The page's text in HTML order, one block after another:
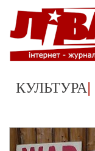
КУЛЬТУРА|